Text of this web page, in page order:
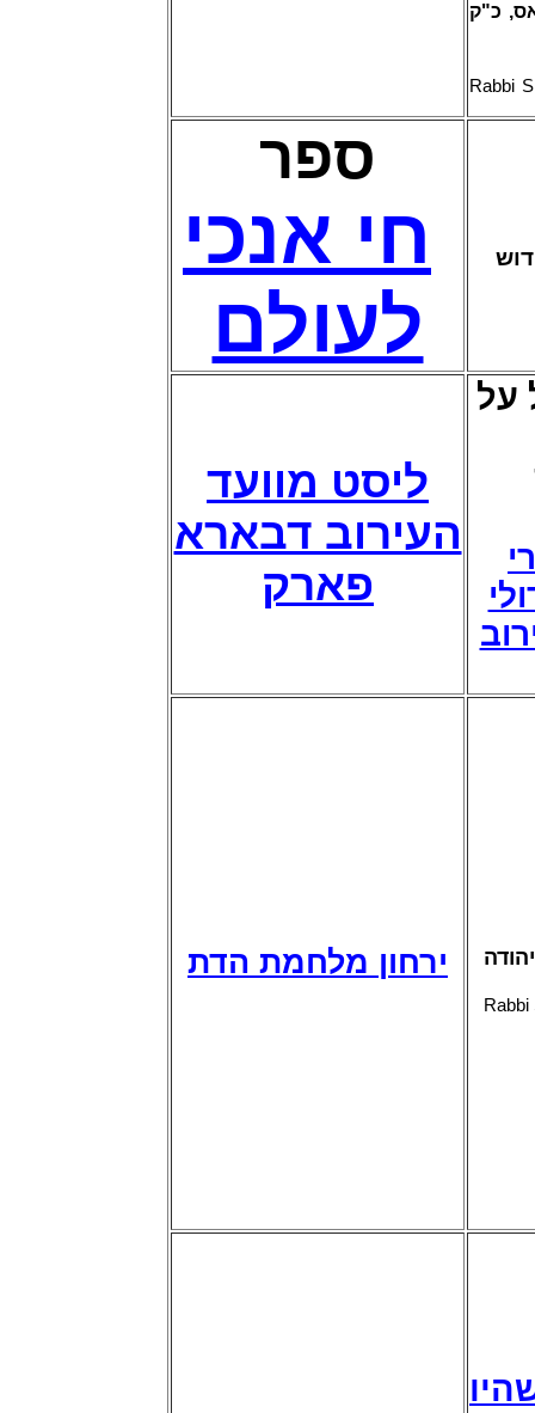
כ"ק
Rabbi
ספר
חי אנכי
לעולם
על
ליסט מוועד
העירוב דבארא
פארק
ירחון מלחמת הדת
שהיו